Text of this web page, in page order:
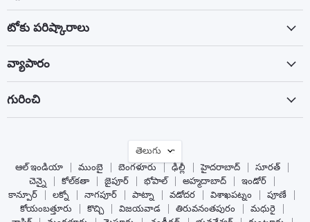
టోకు పరిష్కారాలు
వ్యాపారం
గురించి
భాష
తెలుగు
ఆల్ ఇండియా
ముంబై బెంగళూరు ఢిల్లీ హైదరాబాద్
సూరత్
చెన్నై
కోల్‌కతా జైపూర్ భోపాల్ అహ్మదాబాద్
ఇండోర్
కాన్పూర్
లక్నో నాగపూర్ పాట్నా వడోదర విశాఖపట్నం
పూణే
కోయంబత్తూరు
కొచ్చి విజయవాడ తిరువనంతపురం
మధురై